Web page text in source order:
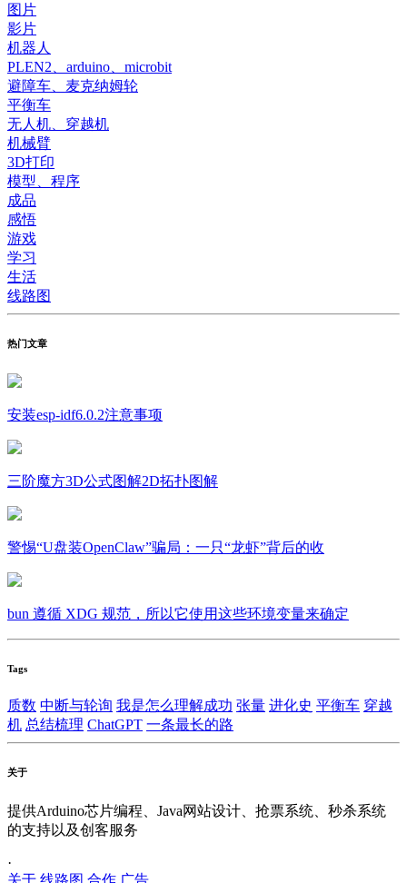
图片
影片
机器人
PLEN2、arduino、microbit
避障车、麦克纳姆轮
平衡车
无人机、穿越机
机械臂
3D打印
模型、程序
成品
感悟
游戏
学习
生活
线路图
热门文章
安装esp-idf6.0.2注意事项
三阶魔方3D公式图解2D拓扑图解
警惕“U盘装OpenClaw”骗局：一只“龙虾”背后的收
bun 遵循 XDG 规范，所以它使用这些环境变量来确定
Tags
质数 中断与轮询 我是怎么理解成功 张量 进化史 平衡车 穿越
机 总结梳理 ChatGPT 一条最长的路
关于
提供Arduino芯片编程、Java网站设计、抢票系统、秒杀系统
的支持以及创客服务
·
关于 线路图 合作 广告